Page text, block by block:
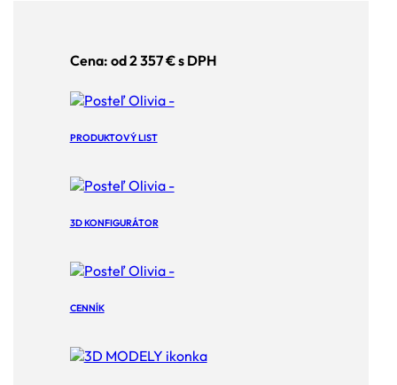
Cena: od 2 357 € s DPH
PRODUKTOVÝ LIST
3D KONFIGURÁTOR
CENNÍK